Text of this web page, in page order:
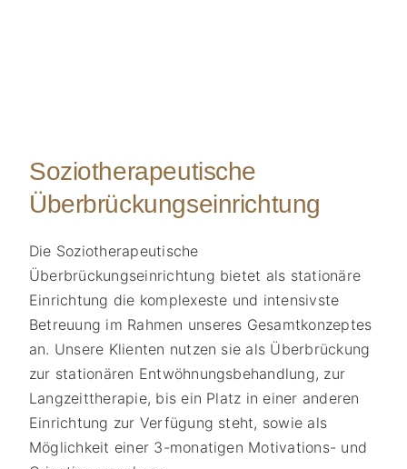
Soziotherapeutische
Überbrückungseinrichtung
Die Soziotherapeutische
Überbrückungseinrichtung bietet als stationäre
Einrichtung die komplexeste und intensivste
Betreuung im Rahmen unseres Gesamtkonzeptes
an. Unsere Klienten nutzen sie als Überbrückung
zur stationären Entwöhnungsbehandlung, zur
Langzeittherapie, bis ein Platz in einer anderen
Einrichtung zur Verfügung steht, sowie als
Möglichkeit einer 3-monatigen Motivations- und